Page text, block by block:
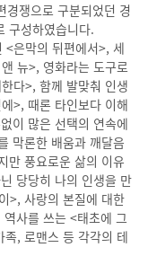
경쟁으로 구분되었던 경
구성하였습니다.
<은막의 뒤편에서>, 세
뉴>, 영화라는 도구로
다>, 함께 발맞춰 인생
>, 때론 타인보다 이해
이 많은 선택의 연속에
막론한 배움과 깨달음
만 풍요로운 삶의 이유
당당히 나의 인생을 만
>, 사랑의 본질에 대한
사를 쓰는 <태초에 그
, 로맨스 등 각각의 테